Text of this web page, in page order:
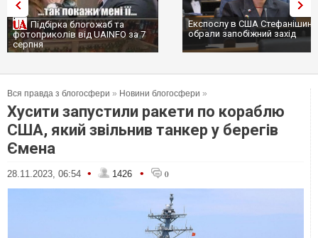
Підбірка блогожаб та
фотоприколів від UAINFO за 7
серпня
Експослу в США
обрали запобіжний захід
Вся правда з блогосфери » Новини блогосфери »
Хусити запустили ракети по кораблю
США, який звільнив танкер у берегів
Ємена
28.11.2023, 06:54 • 1426 • 0